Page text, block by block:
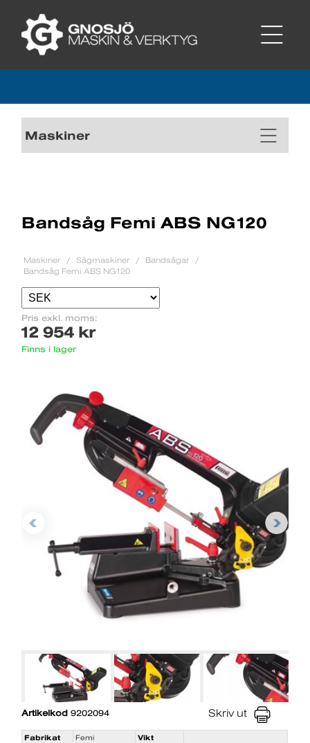
Maskiner
Bandsåg Femi ABS NG120
Maskiner Sågmaskiner
Bandsågar
Bandsåg Femi ABS NG120
Pris exkl. moms:
12 954 kr
Finns i lager
Artikelkod 9202094 Skriv ut
Fabrikat Femi
Vikt